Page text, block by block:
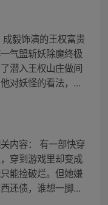
成毅饰演的王权富贵
气盟斩妖除魔终极
潜入王权山庄做间
对妖怪的看法，...
内容： 有一部快穿
穿到游戏里却变成
能捡破烂。但她嫌
还债，谁想一脚...